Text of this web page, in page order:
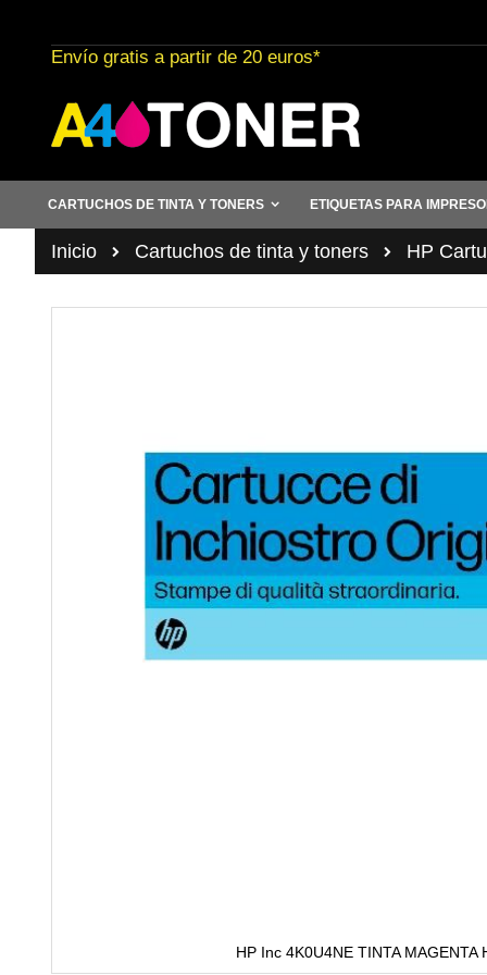
al
contenido
Envío gratis a partir de 20 euros*
CARTUCHOS DE TINTA Y TONERS ETIQUETAS PARA
Inicio Cartuchos de tinta y toners HP
HP Inc 4K0U4NE TINTA MAGENTA